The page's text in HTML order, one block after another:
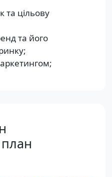
та цільову
та його